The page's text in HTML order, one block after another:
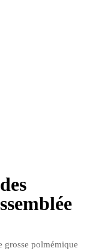
grosse polmémique